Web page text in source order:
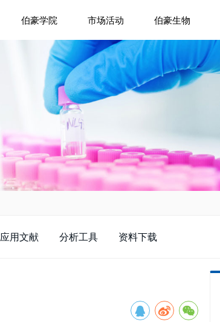
伯豪学院 市场活动 伯豪生物
应用文献 分析工具 资料下载